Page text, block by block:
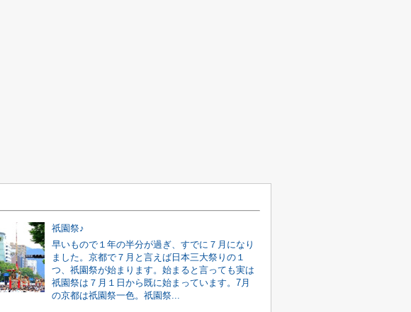
祇園祭♪
早いもので１年の半分が過ぎ、すでに７月になり
ました。京都で７月と言えば日本三大祭りの１
つ、祇園祭が始まります。始まると言っても実は
祇園祭は７月１日から既に始まっています。7月
の京都は祇園祭一色。祇園祭...